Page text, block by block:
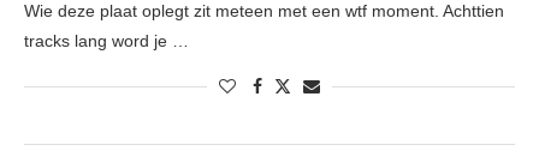
Wie deze plaat oplegt zit meteen met een wtf moment. Achttien
tracks lang word je …